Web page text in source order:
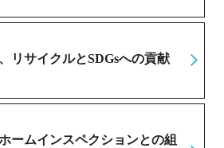
リサイクルとSDGsへの貢献
ームインスペクションとの組